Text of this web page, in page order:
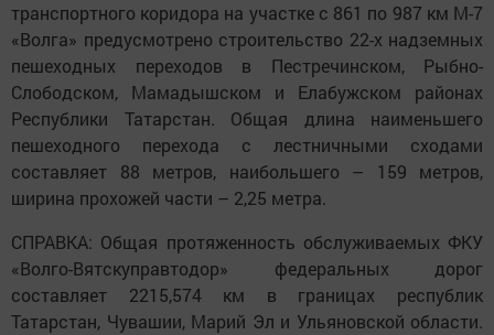
транспортного коридора на участке с 861 по 987 км М-7
«Волга» предусмотрено строительство 22-х надземных
пешеходных переходов в Пестречинском, Рыбно-
Слободском, Мамадышском и Елабужском районах
Республики Татарстан. Общая длина наименьшего
пешеходного перехода с лестничными сходами
составляет 88 метров, наибольшего – 159 метров,
ширина прохожей части – 2,25 метра.
СПРАВКА: Общая протяженность обслуживаемых ФКУ
«Волго-Вятскуправтодор» федеральных дорог
составляет 2215,574 км в границах республик
Татарстан, Чувашии, Марий Эл и Ульяновской области.